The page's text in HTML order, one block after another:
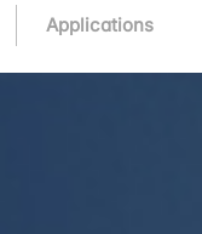
Applications